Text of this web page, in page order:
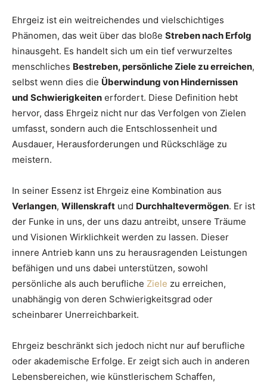
Ehrgeiz ist ein weitreichendes und vielschichtiges
Phänomen, das weit über das bloße Streben nach Erfolg
hinausgeht. Es handelt sich um ein tief verwurzeltes
menschliches Bestreben, persönliche Ziele zu erreichen,
selbst wenn dies die Überwindung von Hindernissen
und Schwierigkeiten erfordert. Diese Definition hebt
hervor, dass Ehrgeiz nicht nur das Verfolgen von Zielen
umfasst, sondern auch die Entschlossenheit und
Ausdauer, Herausforderungen und Rückschläge zu
meistern.
In seiner Essenz ist Ehrgeiz eine Kombination aus
Verlangen, Willenskraft und Durchhaltevermögen. Er ist
der Funke in uns, der uns dazu antreibt, unsere Träume
und Visionen Wirklichkeit werden zu lassen. Dieser
innere Antrieb kann uns zu herausragenden Leistungen
befähigen und uns dabei unterstützen, sowohl
persönliche als auch berufliche Ziele zu erreichen,
unabhängig von deren Schwierigkeitsgrad oder
scheinbarer Unerreichbarkeit.
Ehrgeiz beschränkt sich jedoch nicht nur auf berufliche
oder akademische Erfolge. Er zeigt sich auch in anderen
Lebensbereichen, wie künstlerischem Schaffen,